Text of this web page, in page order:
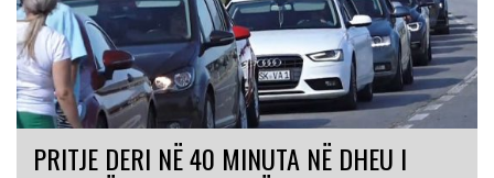
PRITJE DERI NË 40 MINUTA NË DHEU I